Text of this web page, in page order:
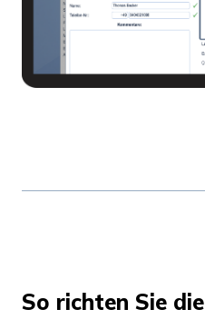
So richten Sie die